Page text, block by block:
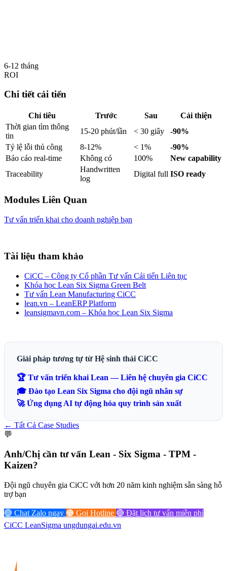
6-12 tháng
ROI
Chi tiết cải tiến
Chỉ tiêu Trước Sau
Cải thiện
Thời gian tìm thông
tin
15-20 phút/lần < 30 giây
-90%
Tỷ lệ lỗi thủ công
8-12% < 1%
-90%
Báo cáo real-time
Không có 100%
New capability
Traceability
Handwritten
log
Digital full ISO ready
Modules Liên Quan
Tư vấn triển khai cho doanh nghiệp bạn
Tài liệu tham khảo
CiCC – Công ty Cổ phần Tư vấn Cải tiến Liên tục
Khóa học Lean Six Sigma Green Belt
Tư vấn Lean Manufacturing CiCC
lean.vn – LeanERP Platform
leansigmavn.com – Khóa học Lean Six Sigma
Giải pháp tương tự từ Hệ sinh thái CiCC
🏆 Tư vấn triển khai Lean — Liên hệ chuyên gia CiCC
🎓 Đào tạo Lean Six Sigma cho đội ngũ nhân sự
🚀 Ứng dụng AI tự động hóa quy trình sản xuất
← Tất Cả Case Studies
💬
Anh/Chị cần tư vấn Lean - Six Sigma - TPM -
Kaizen?
Đội ngũ chuyên gia CiCC với hơn 20 năm kinh nghiệm sẵn sàng hỗ
trợ bạn
🟢 Chat Zalo ngay 🟠 Gọi Hotline 🔴 Đặt lịch tư vấn miễn phí
CiCC LeanSigma ungdungai.edu.vn